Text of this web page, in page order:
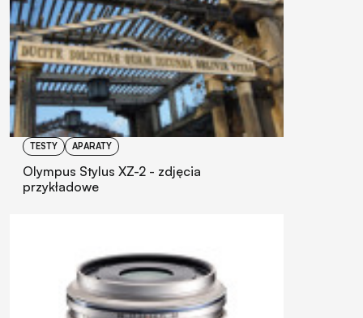
TESTY APARATY
Olympus Stylus XZ-2 - zdjęcia
przykładowe